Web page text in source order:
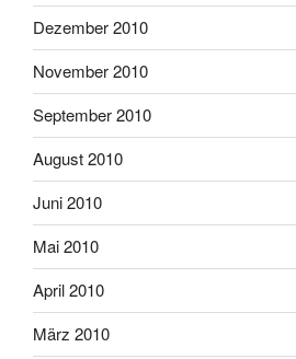
Dezember 2010
November 2010
September 2010
August 2010
Juni 2010
Mai 2010
April 2010
März 2010